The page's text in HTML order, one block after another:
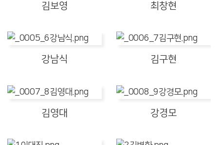
김보영 최창현
강남식 김구현
김영대 강경모